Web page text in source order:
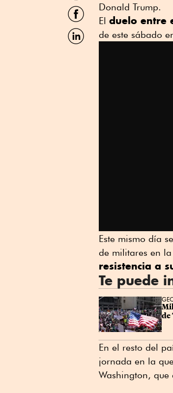
Twitter
Compartir
por
Facebook
Compartir
por
Donald Trump.
El duelo entre
de este sábado
Este mismo día
de militares en
resistencia a
Te puede
de
En el resto del
jornada en la
Washington, que